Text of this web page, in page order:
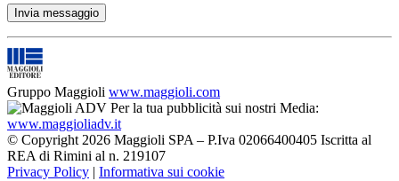
Gruppo Maggioli www.maggioli.com
Per la tua pubblicità sui nostri Media:
www.maggioliadv.it
© Copyright 2026 Maggioli SPA – P.Iva 02066400405 Iscritta al
REA di Rimini al n. 219107
Privacy Policy | Informativa sui cookie